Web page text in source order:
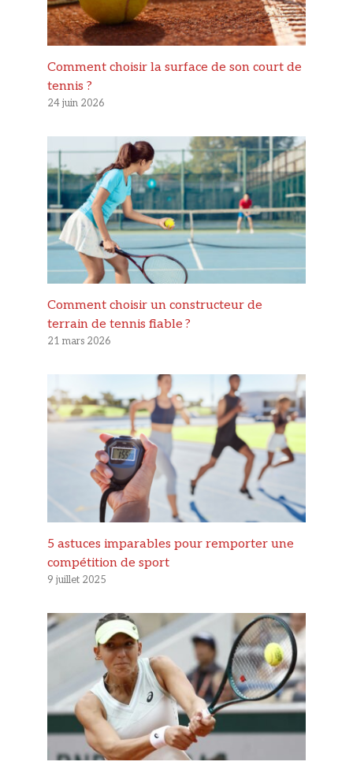
Comment choisir la surface de son court de
tennis ?
24 juin 2026
Comment choisir un constructeur de
terrain de tennis fiable ?
21 mars 2026
5 astuces imparables pour remporter une
compétition de sport
9 juillet 2025